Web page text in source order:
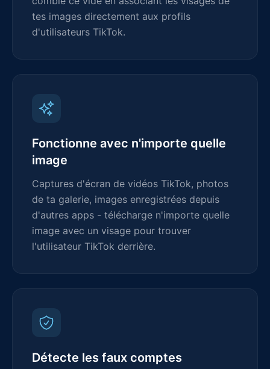
tes images directement aux profils
d'utilisateurs TikTok.
Fonctionne avec n'importe quelle
image
Captures d'écran de vidéos TikTok, photos
de ta galerie, images enregistrées depuis
d'autres apps - télécharge n'importe quelle
image avec un visage pour trouver
l'utilisateur TikTok derrière.
Détecte les faux comptes